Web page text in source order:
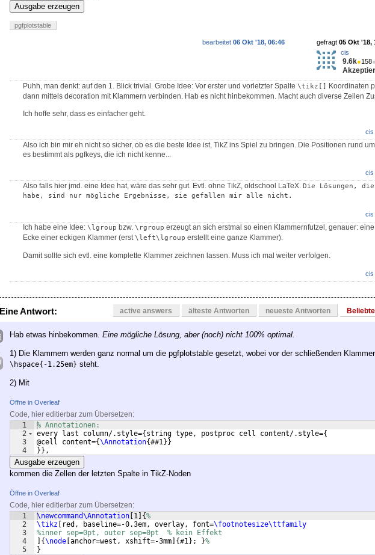
Ausgabe erzeugen
pgfplotstable
gefragt 05 Okt '18,
cis
9.6k●158●
bearbeitet 06 Okt '18, 06:46
Puhh, man denkt: auf den 1. Blick trivial. Grobe Idee: Vor erster und vorletzter Spalte \tikz[]
Koordinaten
dann mittels decoration mit Klammern verbinden. Hab es nicht hinbekommen. Macht auch diverse Zeilen
Ich hoffe sehr, dass es einfacher geht.
cis
Also ich bin mir eh nicht so sicher, ob es die beste Idee ist, TikZ ins Spiel zu bringen. Die Positionen rund
es bestimmt als pgfkeys, die ich nicht kenne...
cis
Also falls hier jmd. eine Idee hat, wäre das sehr gut. Evtl. ohne TikZ, oldschool LaTeX. Die Lösungen,
habe, sind nur mögliche Ergebnisse, sie gefallen mir alle nicht.
cis
Ich habe eine Idee: \lgroup bzw. \rgroup erzeugt an sich erstmal so einen Klammernfutzel, genauer:
Ecke einer eckigen Klammer (erst\left\lgroup erstellt eine ganze Klammer).
Damit sollte sich evtl. eine komplette Klammer zeichnen lassen. Muss ich mal weiter verfolgen.
cis
Eine Antwort: active answers älteste Antworten neueste Antworten
Hab etwas hinbekommen. Eine mögliche Lösung, aber (noch) nicht 100% optimal.
1) Die Klammern werden ganz normal um die pgfplotstable gesetzt, wobei vor der schließenden Klammer
\hspace{-1.25em} steht.
2) Mit
Öffne in Overleaf
Code, hier editierbar zum Übersetzen:
1
2
3
4
% Annotationen:
every last column/.style={ string type, postproc cell content/.style={
@cell content={\Annotation{##1}}
}} ,
Ausgabe erzeugen
kommen die Zellen der letzten Spalte in TikZ-Noden
Öffne in Overleaf
Code, hier editierbar zum Übersetzen:
1
2
3
4
5
\newcommand\Annotation 1 {%
\tikz
red, baseline=-0.3em, overlay, font=\footnotesize\ttfamily
%inner sep=0pt, outer sep=0pt  % kein Effekt
{\node anchor=west, xshift=-3mm {#1} ; }%
}